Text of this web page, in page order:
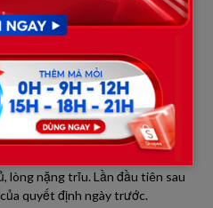
mắt khẽ rơi. Bên ngoài, cơn
trong cô và Khải vẫn chưa thể
họ là một con đường không ai
đêm nay, họ đã tìm lại được một
lòng nặng trĩu. Lần đầu tiên sau
quyết định ngày trước.